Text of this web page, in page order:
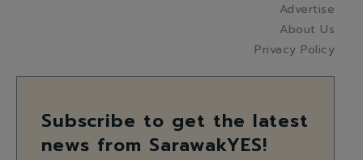
Advertise
About Us
Privacy Policy
Subscribe to get the latest
news from SarawakYES!